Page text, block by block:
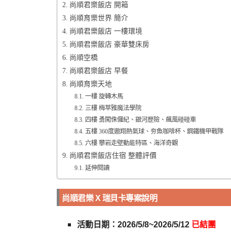
尚順君樂飯店 開箱
尚順育樂世界 簡介
尚順君樂飯店 一樓環境
尚順君樂飯店 豪華雙床房
尚順空橋
尚順君樂飯店 早餐
尚順育樂天地
一樓 旋轉木馬
三樓 梅萃雅魔法學院
四樓 勇闖侏儸紀、銀河歷險、飆風碰碰車
五樓 360度遨翔熱氣球、夯魚咖啡杯、鋼鐵機甲戰隊
六樓 攀岩走壁動能特區、海洋奇觀
尚順君樂飯店住宿 整體評價
延伸閱讀
尚順君樂 X 瑞貝卡專案說明
活動日期：2026/5/8~2026/5/12 已結團